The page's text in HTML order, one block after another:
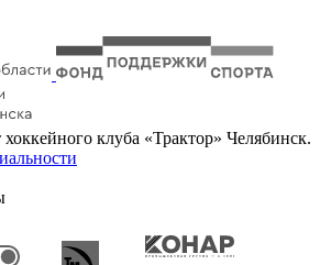
клуба «Трактор» Челябинск.